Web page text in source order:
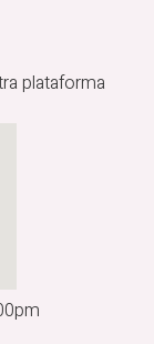
plataforma